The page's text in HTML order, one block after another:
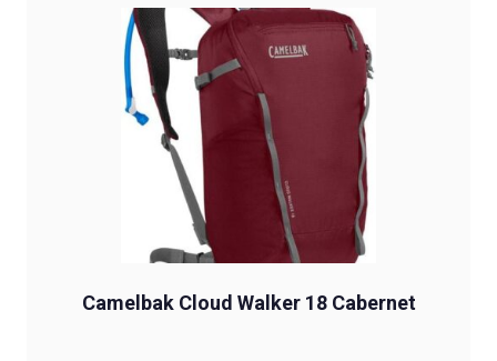
Camelbak Cloud Walker 18 Cabernet